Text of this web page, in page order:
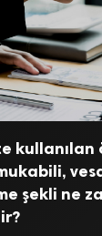
şekli ne